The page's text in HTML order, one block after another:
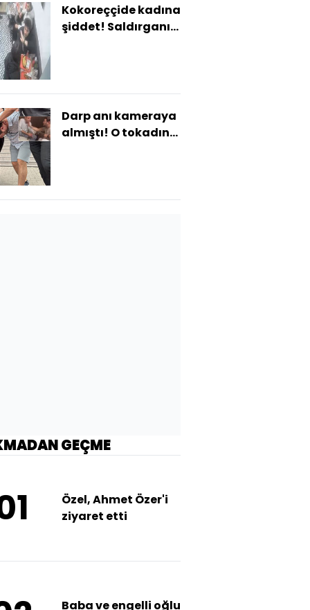
Kokoreççide kadına
şiddet! Saldırganı
Darp anı kameraya
almıştı! O tokadın
GEÇME
Özel, Ahmet Özer'i
ziyaret etti
Baba ve engelli oğlu